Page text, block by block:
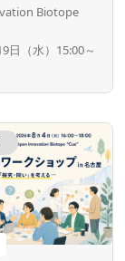
Biotope
日（水）15:00～